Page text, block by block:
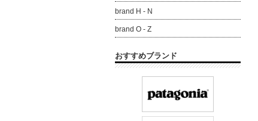
brand H - N
brand O - Z
おすすめブランド